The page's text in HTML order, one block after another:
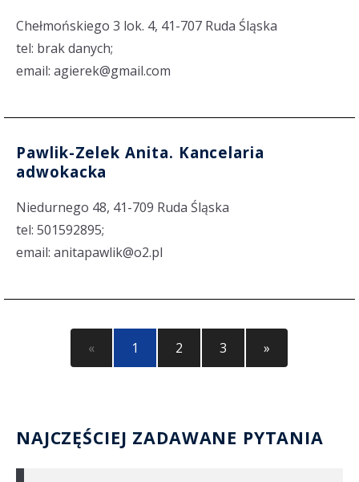
Chełmońskiego 3 lok. 4, 41-707 Ruda Śląska
tel: brak danych;
email: agierek@gmail.com
Pawlik-Zelek Anita. Kancelaria
adwokacka
Niedurnego 48, 41-709 Ruda Śląska
tel: 501592895;
email: anitapawlik@o2.pl
« 1 2 3 »
NAJCZĘŚCIEJ ZADAWANE PYTANIA